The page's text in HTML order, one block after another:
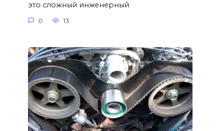
это сложный инженерный
0 13